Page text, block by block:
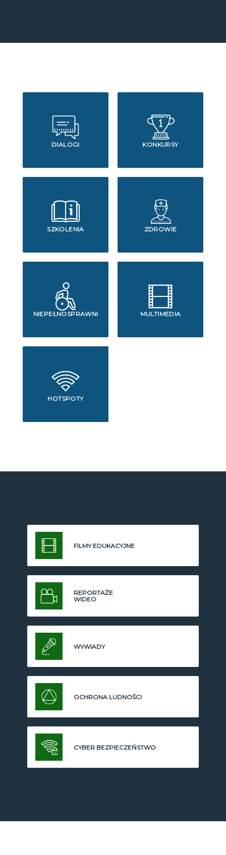
DIALOGI KONKURSY
SZKOLENIA ZDROWIE
NIEPEŁNOSPRAWNI MULTIMEDIA
HOTSPOTY
FILMY EDUKACYJNE
REPORTAŻE
WIDEO
WYWIADY
OCHRONA LUDNOŚCI
CYBER BEZPIECZEŃSTWO